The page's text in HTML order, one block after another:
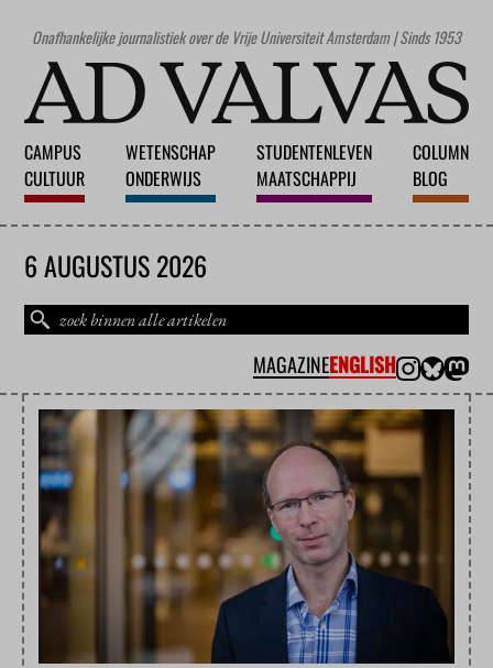
Onafhankelijke journalistiek over de Vrije Universiteit Amsterdam | Sinds 1953
CAMPUS
CULTUUR
WETENSCHAP
ONDERWIJS
STUDENTENLEVEN
MAATSCHAPPIJ
COLUMN
BLOG
6 AUGUSTUS 2026
MAGAZINEENGLISH